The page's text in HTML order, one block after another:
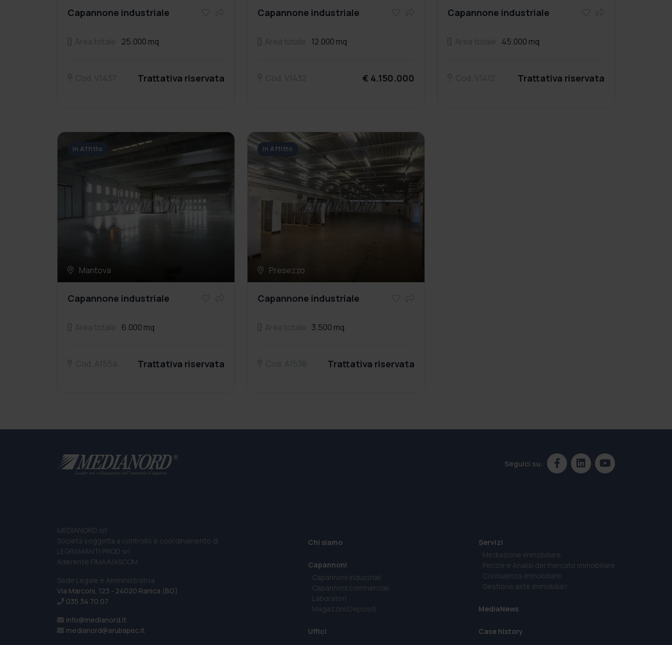
Capannone industriale
25.000 mq
Trattativa riservata
Capannone industriale
12.000 mq
€ 4.150.000
Capannone industriale
45.000 mq
Trattativa riservata
Mantova
In Affitto
Capannone industriale
6.000 mq
Trattativa riservata
Presezzo
In Affitto
Capannone industriale
3.500 mq
Trattativa riservata
Seguici su:
MEDIANORD srl
Società soggetta a controllo e coordinamento di
LEGRAMANTI PROD srl
Aderente FIMAA/ASCOM
Sede Legale e Amministrativa
Via Marconi, 123 - 24020 Ranica (BG)
035 34 70 07
info@medianord.it
medianord@arubapec.it
Chi siamo
Capannoni
Capannoni industriali
Capannoni commerciali
Laboratori
Magazzini/Depositi
Uffici
Servizi
Mediazione immobiliare
Perizie e Analisi del mercato immobiliare
Consulenza immobiliare
Gestione aste immobiliari
MediaNews
Case history